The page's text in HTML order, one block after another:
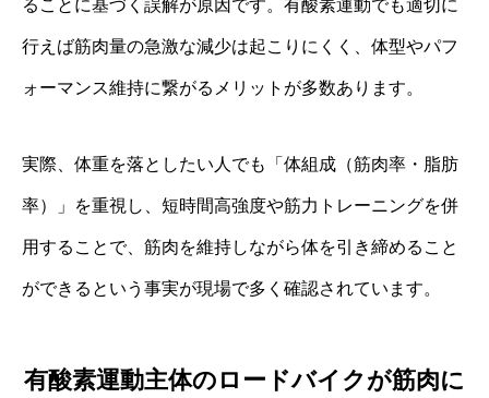
ることに基づく誤解が原因です。有酸素運動でも適切に
行えば筋肉量の急激な減少は起こりにくく、体型やパフ
ォーマンス維持に繋がるメリットが多数あります。
実際、体重を落としたい人でも「体組成（筋肉率・脂肪
率）」を重視し、短時間高強度や筋力トレーニングを併
用することで、筋肉を維持しながら体を引き締めること
ができるという事実が現場で多く確認されています。
有酸素運動主体のロードバイクが筋肉に